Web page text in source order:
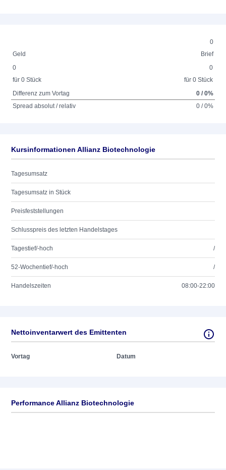
0
Geld
Brief
0
für 0 Stück
0
für 0 Stück
Differenz zum Vortag
0 / 0%
Spread absolut / relativ
0 / 0%
Kursinformationen Allianz Biotechnologie
Tagesumsatz
Tagesumsatz in Stück
Preisfeststellungen
Schlusspreis des letzten Handelstages
Tagestief/-hoch /
52-Wochentief/-hoch /
Handelszeiten 08:00-22:00
Nettoinventarwert des Emittenten
Vortag Datum
Performance Allianz Biotechnologie